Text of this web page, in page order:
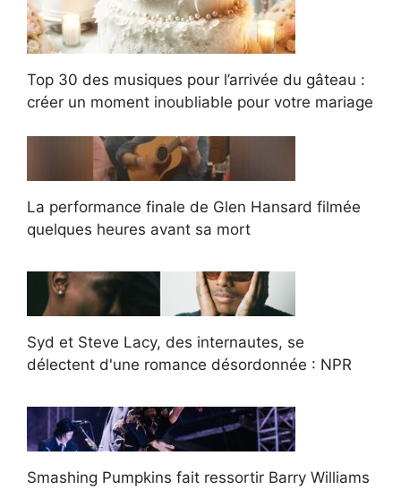
Top 30 des musiques pour l’arrivée du gâteau :
créer un moment inoubliable pour votre mariage
La performance finale de Glen Hansard filmée
quelques heures avant sa mort
Syd et Steve Lacy, des internautes, se
délectent d'une romance désordonnée : NPR
Smashing Pumpkins fait ressortir Barry Williams